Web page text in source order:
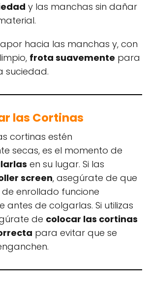
y las manchas sin dañar
hacia las manchas y, con
frota suavemente para
suciedad.
las Cortinas
cortinas estén
secas, es el momento de
en su lugar. Si las
screen, asegúrate de que
enrollado funcione
antes de colgarlas. Si utilizas
de colocar las cortinas
para evitar que se